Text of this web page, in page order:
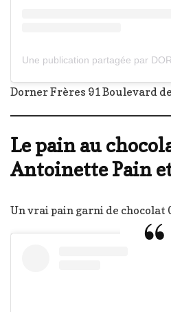
Dorner Frères 91 Boulevard
Le pain au
Antoinette Pain
Un vrai pain garni de chocolat